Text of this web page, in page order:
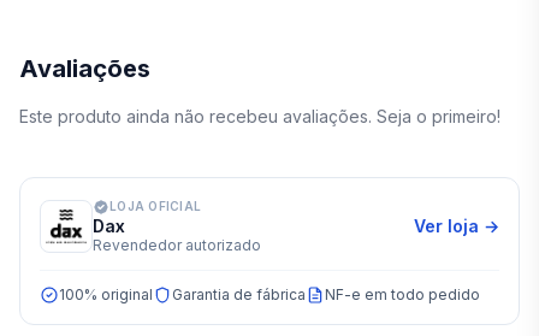
Avaliações
Este produto ainda não recebeu avaliações. Seja o primeiro!
LOJA OFICIAL
Dax
Revendedor autorizado
Ver loja →
100% original Garantia de fábrica NF-e em todo pedido